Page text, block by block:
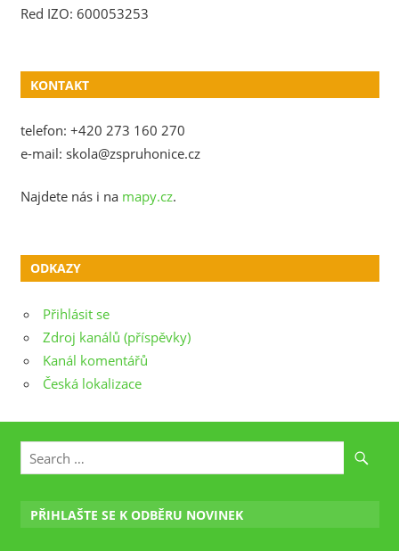
Red IZO: 600053253
KONTAKT
telefon: +420 273 160 270
e-mail: skola@zspruhonice.cz
Najdete nás i na mapy.cz.
ODKAZY
Přihlásit se
Zdroj kanálů (příspěvky)
Kanál komentářů
Česká lokalizace
PŘIHLAŠTE SE K ODBĚRU NOVINEK